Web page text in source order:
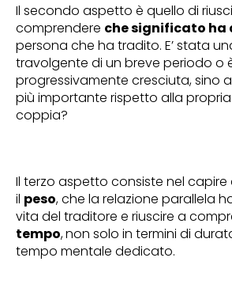
Il secondo aspetto è quello di
comprendere che significato ha
persona che ha tradito. E’ stata
travolgente di un breve periodo o
progressivamente cresciuta, sino
più importante rispetto alla
coppia?
Il terzo aspetto consiste nel capire
il peso, che la relazione parallela
vita del traditore e riuscire a
tempo,non solo in termini di
tempo mentale dedicato.